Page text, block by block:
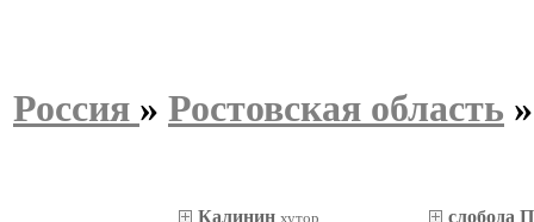
Россия » Ростовская область
Калинин хутор слобода